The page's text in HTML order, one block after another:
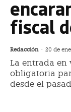
fiscal
Redacción - 20 de
La entrada en
obligatoria
desde el